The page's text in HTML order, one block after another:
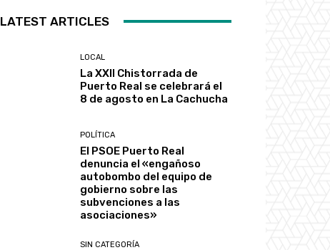
LATEST ARTICLES
LOCAL
La XXII Chistorrada de
Puerto Real se celebrará el
8 de agosto en La Cachucha
POLÍTICA
El PSOE Puerto Real
denuncia el «engañoso
autobombo del equipo de
gobierno sobre las
subvenciones a las
asociaciones»
SIN CATEGORÍA